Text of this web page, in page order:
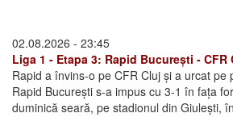
02.08.2026 - 23:45
Liga 1 - Etapa 3: Rapid București - CFR
Rapid a învins-o pe CFR Cluj și a urcat pe
Rapid București s-a impus cu 3-1 în fața
duminică seară, pe stadionul din Giulești,